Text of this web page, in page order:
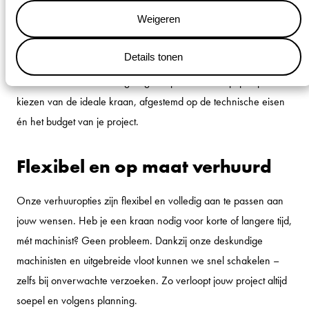
Weigeren
Details tonen
compacte 50-tons kraan nodig hebt, een hybride kraan of een
krachtpatser tot 700 ton – wij hebben altijd de juiste oplossing
voor jouw hijswerk.
kiezen van de ideale kraan, afgestemd op de technische eisen
én het budget van je project.
Flexibel en op maat verhuurd
Onze verhuuropties zijn flexibel en volledig aan te passen aan
jouw wensen. Heb je een kraan nodig voor korte of langere tijd,
mét machinist? Geen probleem. Dankzij onze deskundige
machinisten en uitgebreide vloot kunnen we snel schakelen –
zelfs bij onverwachte verzoeken. Zo verloopt jouw project altijd
soepel en volgens planning.